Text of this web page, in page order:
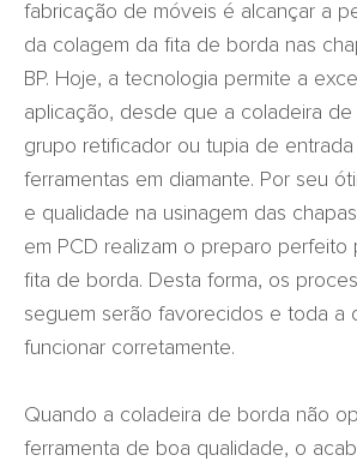
fabricação de móveis é alcançar a
da colagem da fita de borda nas
BP. Hoje, a tecnologia permite a
aplicação, desde que a coladeira
grupo retificador ou tupia de
ferramentas em diamante. Por seu
e qualidade na usinagem das
em PCD realizam o preparo perfeito
fita de borda. Desta forma, os
seguem serão favorecidos e toda a
funcionar corretamente.
Quando a coladeira de borda não
ferramenta de boa qualidade, o